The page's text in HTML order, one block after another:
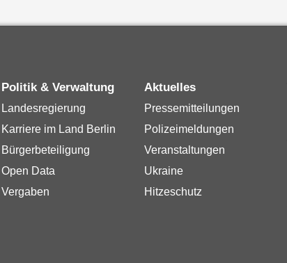
Politik & Verwaltung
Landesregierung
Karriere im Land Berlin
Bürgerbeteiligung
Open Data
Vergaben
Aktuelles
Pressemitteilungen
Polizeimeldungen
Veranstaltungen
Ukraine
Hitzeschutz